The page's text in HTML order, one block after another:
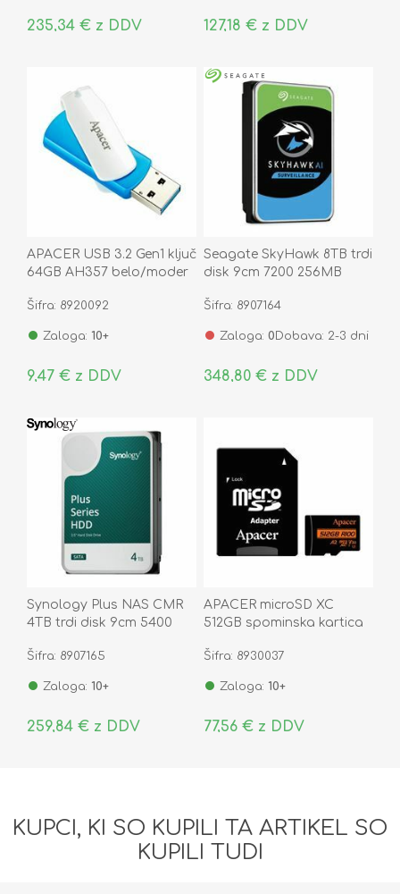
235,34 € z DDV 127,18 € z DDV
APACER USB 3.2 Gen1 ključ
64GB AH357 belo/moder
Šifra: 8920092
Zaloga: 10+
9,47 € z DDV
Seagate SkyHawk 8TB trdi
disk 9cm 7200 256MB
Šifra: 8907164
Zaloga: 0 Dobava: 2-3 dni
348,80 € z DDV
Synology Plus NAS CMR
4TB trdi disk 9cm 5400
Šifra: 8907165
Zaloga: 10+
259,84 € z DDV
APACER microSD XC
512GB spominska kartica
AP512GMCSX10U8-R
Šifra: 8930037
Zaloga: 10+
77,56 € z DDV
KUPCI, KI SO KUPILI TA ARTIKEL SO
KUPILI TUDI